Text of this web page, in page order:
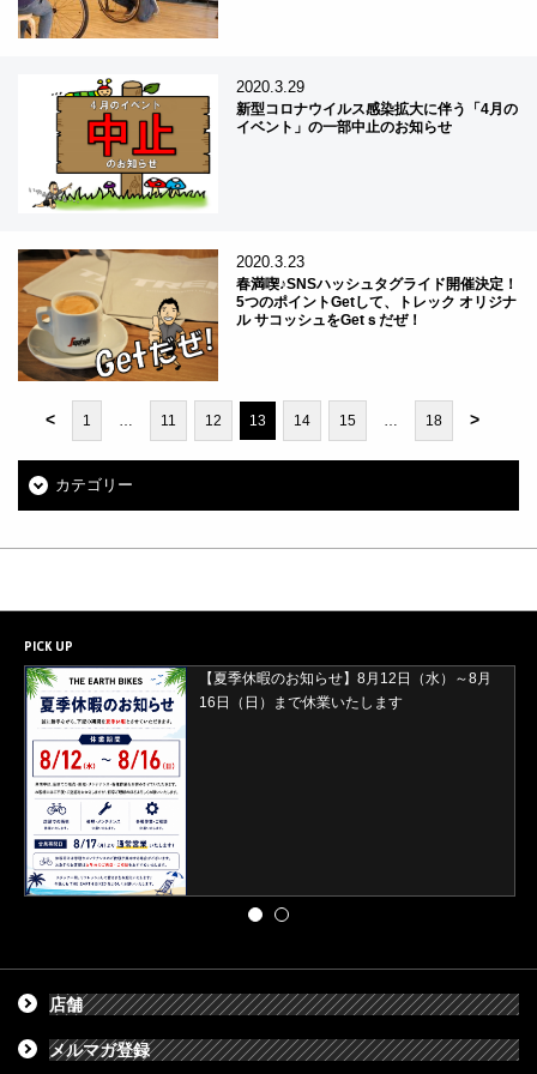
2020.3.29
新型コロナウイルス感染拡大に伴う「4月の
イベント」の一部中止のお知らせ
2020.3.23
春満喫♪SNSハッシュタグライド開催決定！
5つのポイントGetして、トレック オリジナ
ル サコッシュをGetｓだぜ！
< 1 … 11 12 13 14 15 … 18 >
カテゴリー
PICK UP
【夏季休暇のお知らせ】8月12日（水）～8月
16日（日）まで休業いたします
店舗
メルマガ登録